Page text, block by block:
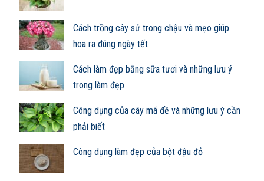
Cách trồng cây sứ trong chậu và mẹo giúp
hoa ra đúng ngày tết
Cách làm đẹp bằng sữa tươi và những lưu ý
trong làm đẹp
Công dụng của cây mã đề và những lưu ý cần
phải biết
Công dụng làm đẹp của bột đậu đỏ